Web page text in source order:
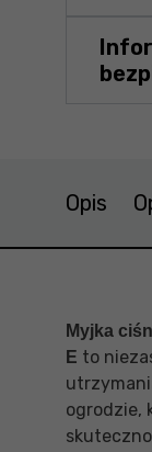
Opis
Myjka
E to
ogrodzie,